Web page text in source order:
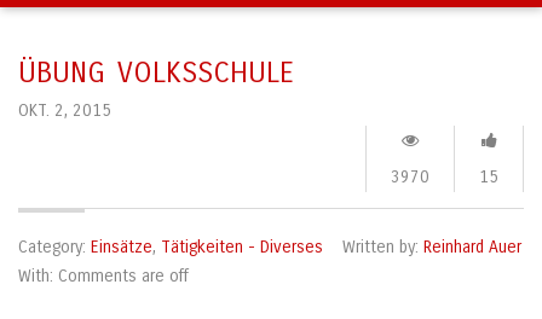
ÜBUNG VOLKSSCHULE
OKT. 2, 2015
15
3970
Category: Einsätze, Tätigkeiten - Diverses Written by: Reinhard Auer
With: Comments are off